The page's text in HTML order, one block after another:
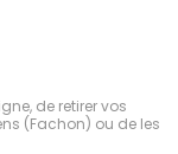
de retirer vos
(Fachon) ou de les